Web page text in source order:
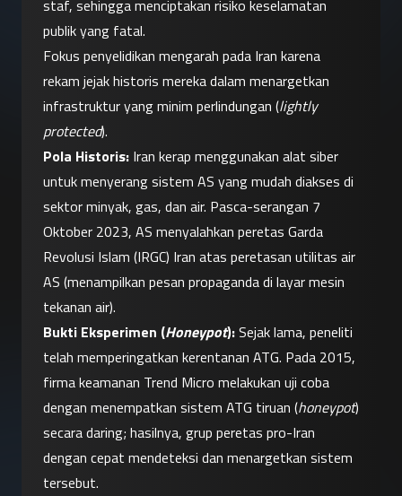
staf, sehingga menciptakan risiko keselamatan
publik yang fatal.
Fokus penyelidikan mengarah pada Iran karena
rekam jejak historis mereka dalam menargetkan
infrastruktur yang minim perlindungan (lightly
protected).
Pola Historis: Iran kerap menggunakan alat siber
untuk menyerang sistem AS yang mudah diakses di
sektor minyak, gas, dan air. Pasca-serangan 7
Oktober 2023, AS menyalahkan peretas Garda
Revolusi Islam (IRGC) Iran atas peretasan utilitas air
AS (menampilkan pesan propaganda di layar mesin
tekanan air).
Bukti Eksperimen (Honeypot): Sejak lama, peneliti
telah memperingatkan kerentanan ATG. Pada 2015,
firma keamanan Trend Micro melakukan uji coba
dengan menempatkan sistem ATG tiruan (honeypot)
secara daring; hasilnya, grup peretas pro-Iran
dengan cepat mendeteksi dan menargetkan sistem
tersebut.